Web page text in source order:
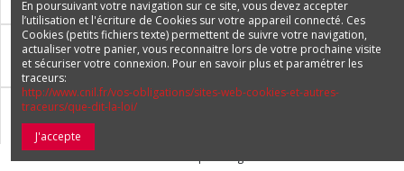
Paiement 100% sécurisé
Carte bancaire, PayPal, 3 fois sans frais, virement bancaire
Livraison Internationale
Expédition en France, en Europe et vers tous les DOM-TOM
© 2026 Europetuning.com
En poursuivant votre navigation sur ce site, vous devez accepter
l’utilisation et l'écriture de Cookies sur votre appareil connecté. Ces
Cookies (petits fichiers texte) permettent de suivre votre navigation,
actualiser votre panier, vous reconnaitre lors de votre prochaine visite
et sécuriser votre connexion. Pour en savoir plus et paramétrer les
traceurs:
http://www.cnil.fr/vos-obligations/sites-web-cookies-et-autres-
traceurs/que-dit-la-loi/
J'accepte